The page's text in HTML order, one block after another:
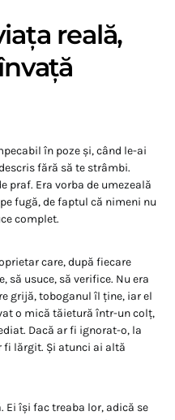
reală,
în poze și, când le-ai
fără să te strâmbi.
praf. Era vorba de umezeală
fugă, de faptul că nimeni nu
complet.
care, după fiecare
să usuce, să verifice. Nu era
grijă, toboganul îl ține, iar el
o mică tăietură într-un colț,
Dacă ar fi ignorat-o, la
lărgit. Și atunci ai altă
Ei își fac treaba lor, adică se